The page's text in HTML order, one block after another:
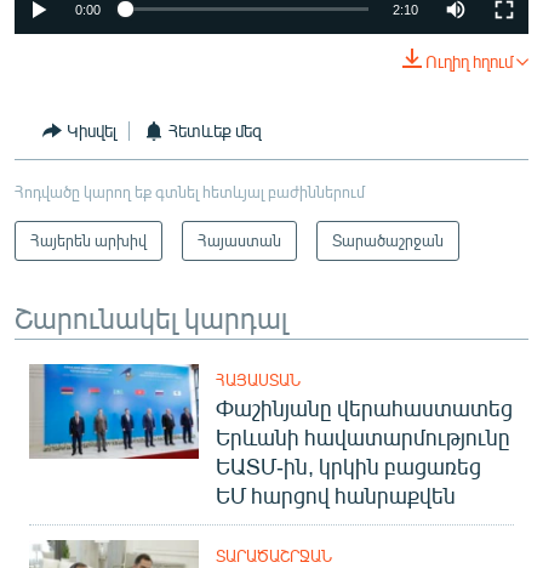
0:00 2:10
Ուղիղ հղում
Կիսվել Հետևեք մեզ
Հոդվածը կարող եք գտնել հետևյալ բաժիններում
Հայերեն արխիվ Հայաստան Տարածաշրջան
Շարունակել կարդալ
ՀԱՅԱՍՏԱՆ
Փաշինյանը վերահաստատեց
Երևանի հավատարմությունը
ԵԱՏՄ-ին, կրկին բացառեց
ԵՄ հարցով հանրաքվեն
ՏԱՐԱԾԱՇՐՋԱՆ